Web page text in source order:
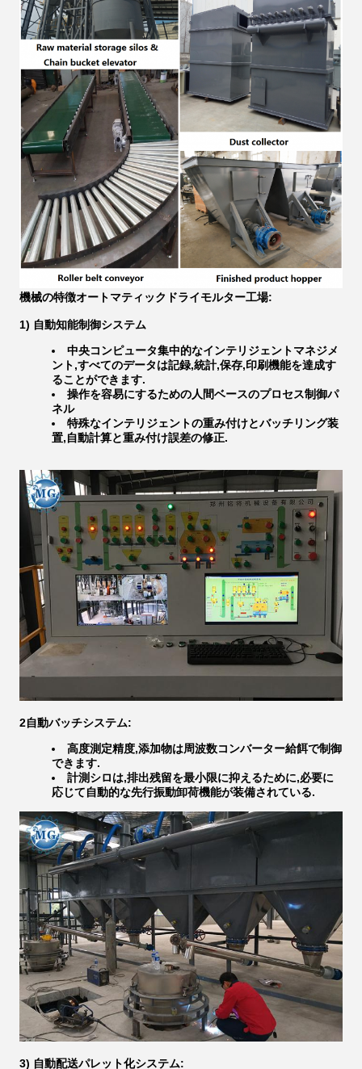
機械の特徴オートマティックドライモルター工場:
1) 自動知能制御システム
中央コンピュータ集中的なインテリジェントマネジメ
ント,すべてのデータは記録,統計,保存,印刷機能を達成す
ることができます.
操作を容易にするための人間ベースのプロセス制御パ
ネル
特殊なインテリジェントの重み付けとバッチリング装
置,自動計算と重み付け誤差の修正.
2自動バッチシステム:
高度測定精度,添加物は周波数コンバーター給餌で制御
できます.
計測シロは,排出残留を最小限に抑えるために,必要に
応じて自動的な先行振動卸荷機能が装備されている.
3) 自動配送パレット化システム: